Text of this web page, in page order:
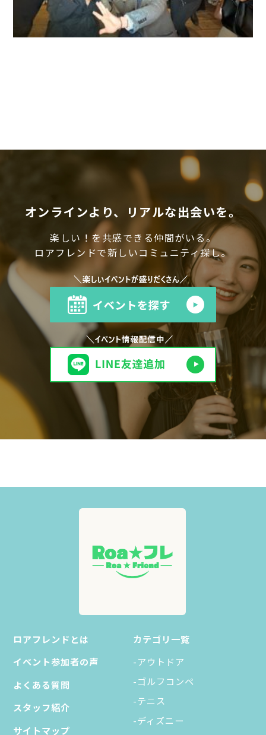
オンラインより、リアルな出会いを。
楽しい！を共感できる仲間がいる。
ロアフレンドで新しいコミュニティ探し。
ロアフレンドとは
イベント参加者の声
よくある質問
スタッフ紹介
サイトマップ
カテゴリ一覧
-アウトドア
-ゴルフコンペ
-テニス
-ディズニー